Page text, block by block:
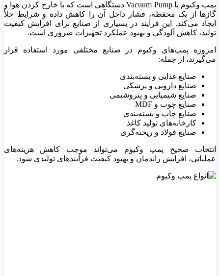
پمپ وکیوم یا Vacuum Pump دستگاهی است که با خارج کردن هوا و
گازها از یک محفظه، فشار داخل آن را کاهش داده و شرایط خلأ
ایجاد می‌کند. این فرآیند در بسیاری از صنایع برای افزایش کیفیت
تولید، کاهش آلودگی و بهبود عملکرد تجهیزات ضروری است.
امروزه پمپ‌های وکیوم در صنایع مختلفی مورد استفاده قرار
می‌گیرند، از جمله:
صنایع غذایی و بسته‌بندی
صنایع دارویی و پزشکی
صنایع شیمیایی و پتروشیمی
صنایع چوب و MDF
صنایع چاپ و بسته‌بندی
کارخانه‌های تولید کاغذ
صنایع فولاد و ریخته‌گری
انتخاب صحیح پمپ وکیوم می‌تواند موجب کاهش هزینه‌های
عملیاتی، افزایش راندمان و بهبود کیفیت فرآیندهای تولیدی شود.